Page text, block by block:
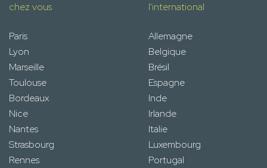
chez vous
Paris
Lyon
Marseille
Toulouse
Bordeaux
Nice
Nantes
Strasbourg
Rennes
l'international
Allemagne
Belgique
Brésil
Espagne
Inde
Irlande
Italie
Luxembourg
Portugal